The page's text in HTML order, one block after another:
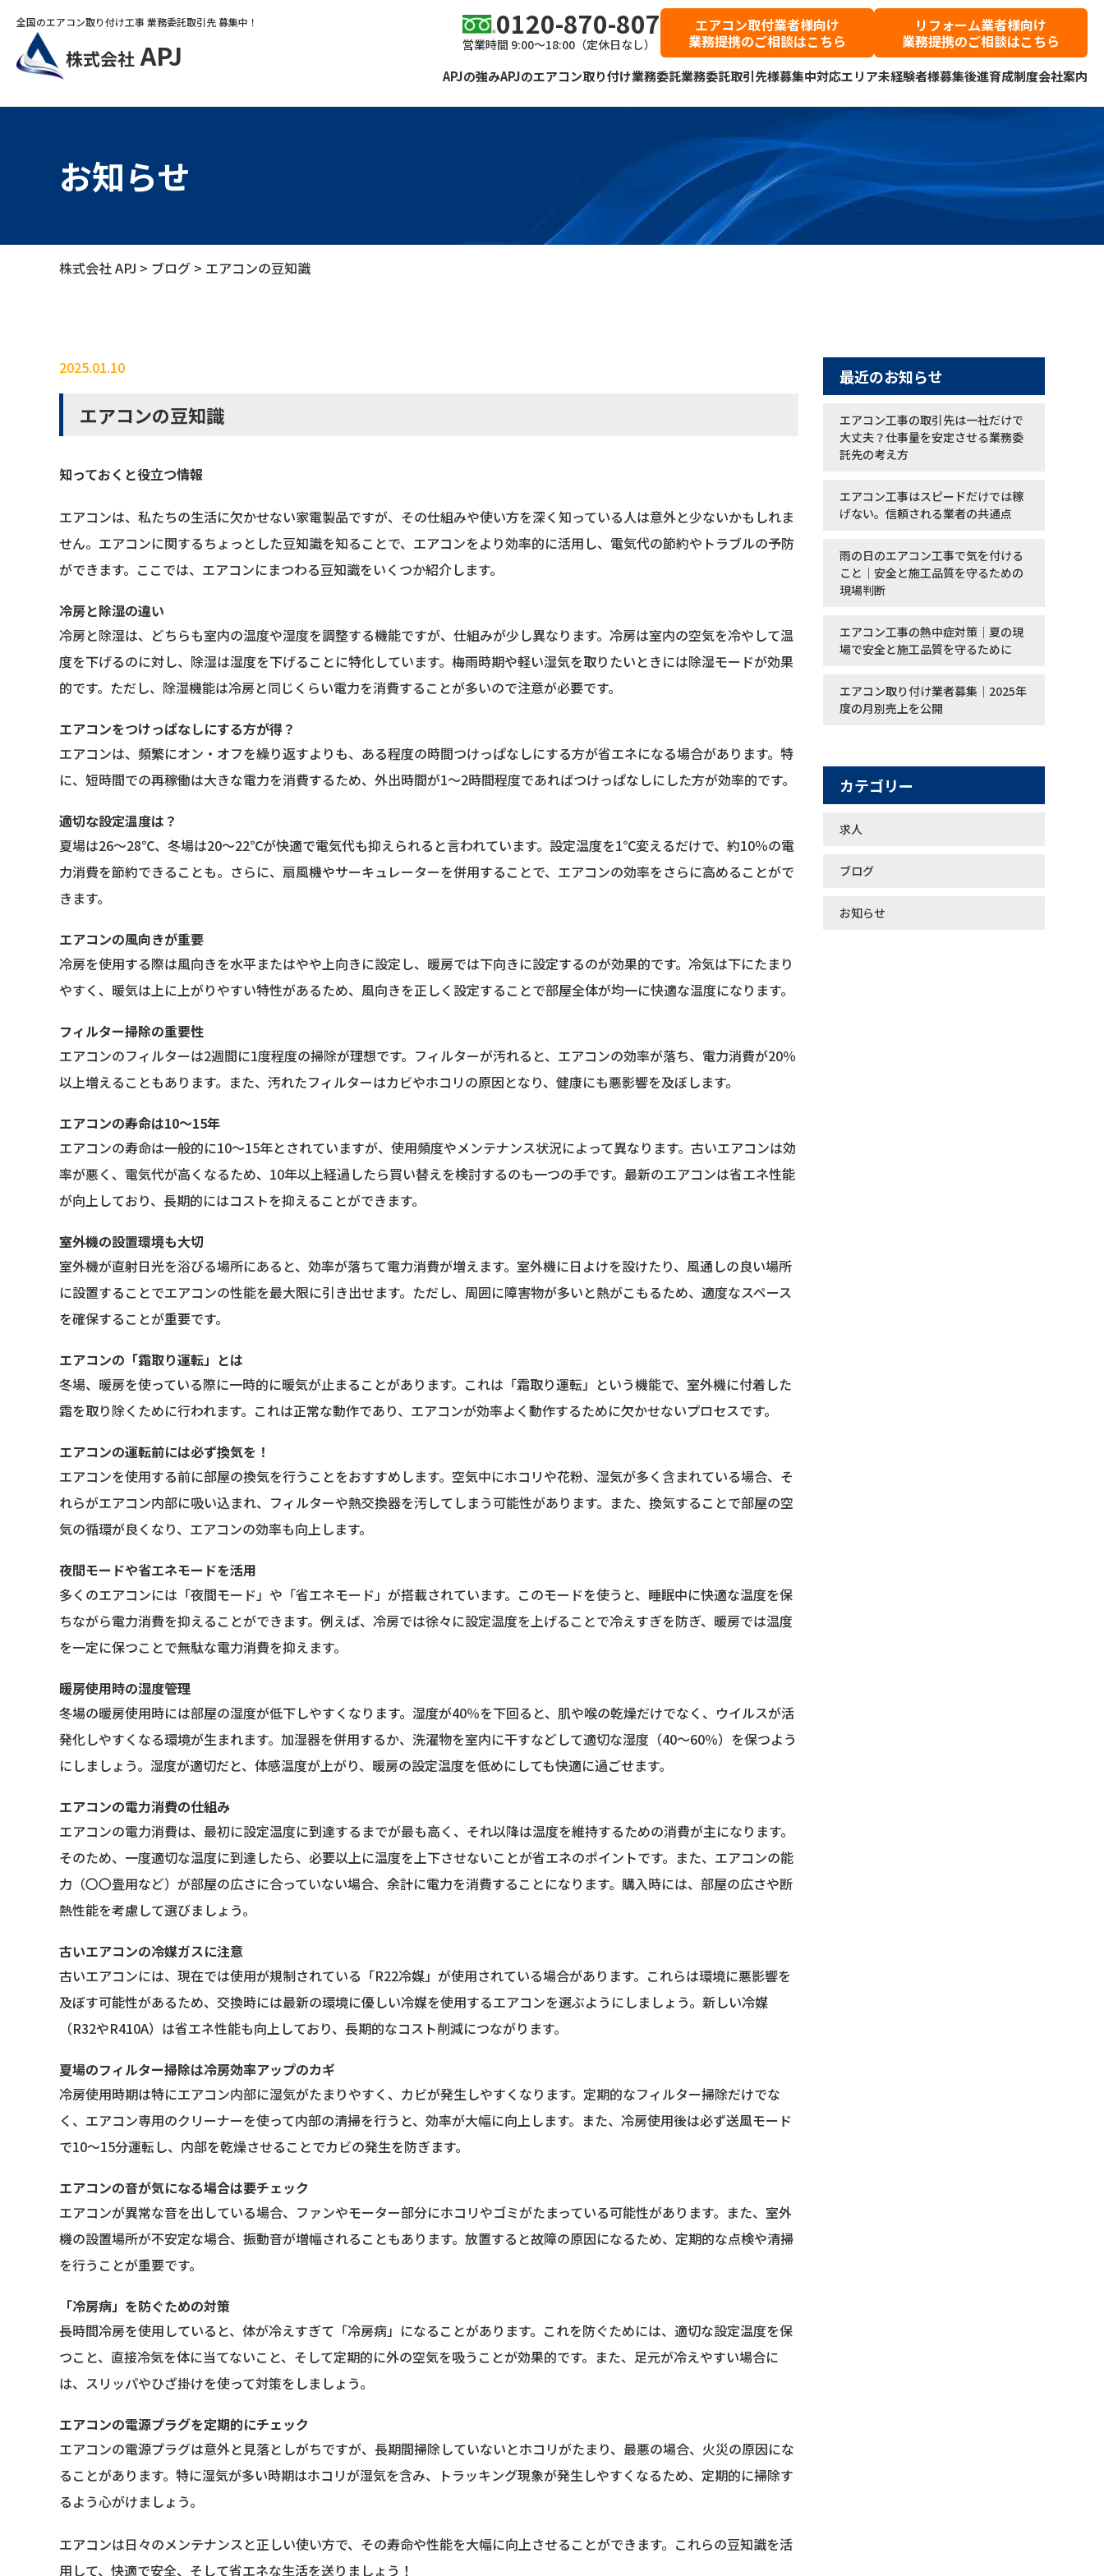
全国のエアコン取り付け工事 業務委託取引先 募集中！
株式会社 APJ
0120-870-807
営業時間 9:00～18:00（定休日なし）
エアコン取付業者様向け
業務提携のご相談はこちら
リフォーム業者様向け
業務提携のご相談はこちら
APJの強みAPJのエアコン取り付け業務委託業務委託取引先様募集中対応エリア未経験者様募集後進育成制度会社案内
お知らせ
株式会社 APJ > ブログ > エアコンの豆知識
2025.01.10
エアコンの豆知識
知っておくと役立つ情報
エアコンは、私たちの生活に欠かせない家電製品ですが、その仕組みや使い方を深く知っている人は意外と少ないかもしれま
せん。エアコンに関するちょっとした豆知識を知ることで、エアコンをより効率的に活用し、電気代の節約やトラブルの予防
ができます。ここでは、エアコンにまつわる豆知識をいくつか紹介します。
冷房と除湿の違い
冷房と除湿は、どちらも室内の温度や湿度を調整する機能ですが、仕組みが少し異なります。冷房は室内の空気を冷やして温
度を下げるのに対し、除湿は湿度を下げることに特化しています。梅雨時期や軽い湿気を取りたいときには除湿モードが効果
的です。ただし、除湿機能は冷房と同じくらい電力を消費することが多いので注意が必要です。
エアコンをつけっぱなしにする方が得？
エアコンは、頻繁にオン・オフを繰り返すよりも、ある程度の時間つけっぱなしにする方が省エネになる場合があります。特
に、短時間での再稼働は大きな電力を消費するため、外出時間が1〜2時間程度であればつけっぱなしにした方が効率的です。
適切な設定温度は？
夏場は26〜28℃、冬場は20〜22℃が快適で電気代も抑えられると言われています。設定温度を1℃変えるだけで、約10％の電
力消費を節約できることも。さらに、扇風機やサーキュレーターを併用することで、エアコンの効率をさらに高めることがで
きます。
エアコンの風向きが重要
冷房を使用する際は風向きを水平またはやや上向きに設定し、暖房では下向きに設定するのが効果的です。冷気は下にたまり
やすく、暖気は上に上がりやすい特性があるため、風向きを正しく設定することで部屋全体が均一に快適な温度になります。
フィルター掃除の重要性
エアコンのフィルターは2週間に1度程度の掃除が理想です。フィルターが汚れると、エアコンの効率が落ち、電力消費が20％
以上増えることもあります。また、汚れたフィルターはカビやホコリの原因となり、健康にも悪影響を及ぼします。
エアコンの寿命は10〜15年
エアコンの寿命は一般的に10〜15年とされていますが、使用頻度やメンテナンス状況によって異なります。古いエアコンは効
率が悪く、電気代が高くなるため、10年以上経過したら買い替えを検討するのも一つの手です。最新のエアコンは省エネ性能
が向上しており、長期的にはコストを抑えることができます。
室外機の設置環境も大切
室外機が直射日光を浴びる場所にあると、効率が落ちて電力消費が増えます。室外機に日よけを設けたり、風通しの良い場所
に設置することでエアコンの性能を最大限に引き出せます。ただし、周囲に障害物が多いと熱がこもるため、適度なスペース
を確保することが重要です。
エアコンの「霜取り運転」とは
冬場、暖房を使っている際に一時的に暖気が止まることがあります。これは「霜取り運転」という機能で、室外機に付着した
霜を取り除くために行われます。これは正常な動作であり、エアコンが効率よく動作するために欠かせないプロセスです。
エアコンの運転前には必ず換気を！
エアコンを使用する前に部屋の換気を行うことをおすすめします。空気中にホコリや花粉、湿気が多く含まれている場合、そ
れらがエアコン内部に吸い込まれ、フィルターや熱交換器を汚してしまう可能性があります。また、換気することで部屋の空
気の循環が良くなり、エアコンの効率も向上します。
夜間モードや省エネモードを活用
多くのエアコンには「夜間モード」や「省エネモード」が搭載されています。このモードを使うと、睡眠中に快適な温度を保
ちながら電力消費を抑えることができます。例えば、冷房では徐々に設定温度を上げることで冷えすぎを防ぎ、暖房では温度
を一定に保つことで無駄な電力消費を抑えます。
暖房使用時の湿度管理
冬場の暖房使用時には部屋の湿度が低下しやすくなります。湿度が40％を下回ると、肌や喉の乾燥だけでなく、ウイルスが活
発化しやすくなる環境が生まれます。加湿器を併用するか、洗濯物を室内に干すなどして適切な湿度（40〜60％）を保つよう
にしましょう。湿度が適切だと、体感温度が上がり、暖房の設定温度を低めにしても快適に過ごせます。
エアコンの電力消費の仕組み
エアコンの電力消費は、最初に設定温度に到達するまでが最も高く、それ以降は温度を維持するための消費が主になります。
そのため、一度適切な温度に到達したら、必要以上に温度を上下させないことが省エネのポイントです。また、エアコンの能
力（〇〇畳用など）が部屋の広さに合っていない場合、余計に電力を消費することになります。購入時には、部屋の広さや断
熱性能を考慮して選びましょう。
古いエアコンの冷媒ガスに注意
古いエアコンには、現在では使用が規制されている「R22冷媒」が使用されている場合があります。これらは環境に悪影響を
及ぼす可能性があるため、交換時には最新の環境に優しい冷媒を使用するエアコンを選ぶようにしましょう。新しい冷媒
（R32やR410A）は省エネ性能も向上しており、長期的なコスト削減につながります。
夏場のフィルター掃除は冷房効率アップのカギ
冷房使用時期は特にエアコン内部に湿気がたまりやすく、カビが発生しやすくなります。定期的なフィルター掃除だけでな
く、エアコン専用のクリーナーを使って内部の清掃を行うと、効率が大幅に向上します。また、冷房使用後は必ず送風モード
で10〜15分運転し、内部を乾燥させることでカビの発生を防ぎます。
エアコンの音が気になる場合は要チェック
エアコンが異常な音を出している場合、ファンやモーター部分にホコリやゴミがたまっている可能性があります。また、室外
機の設置場所が不安定な場合、振動音が増幅されることもあります。放置すると故障の原因になるため、定期的な点検や清掃
を行うことが重要です。
「冷房病」を防ぐための対策
長時間冷房を使用していると、体が冷えすぎて「冷房病」になることがあります。これを防ぐためには、適切な設定温度を保
つこと、直接冷気を体に当てないこと、そして定期的に外の空気を吸うことが効果的です。また、足元が冷えやすい場合に
は、スリッパやひざ掛けを使って対策をしましょう。
エアコンの電源プラグを定期的にチェック
エアコンの電源プラグは意外と見落としがちですが、長期間掃除していないとホコリがたまり、最悪の場合、火災の原因にな
ることがあります。特に湿気が多い時期はホコリが湿気を含み、トラッキング現象が発生しやすくなるため、定期的に掃除す
るよう心がけましょう。
エアコンは日々のメンテナンスと正しい使い方で、その寿命や性能を大幅に向上させることができます。これらの豆知識を活
用して、快適で安全、そして省エネな生活を送りましょう！
最近のお知らせ
エアコン工事の取引先は一社だけで
大丈夫？仕事量を安定させる業務委
託先の考え方
エアコン工事はスピードだけでは稼
げない。信頼される業者の共通点
雨の日のエアコン工事で気を付ける
こと｜安全と施工品質を守るための
現場判断
エアコン工事の熱中症対策｜夏の現
場で安全と施工品質を守るために
エアコン取り付け業者募集｜2025年
度の月別売上を公開
カテゴリー
求人
ブログ
お知らせ